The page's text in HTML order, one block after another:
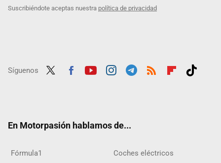
Suscribiéndote aceptas nuestra política de privacidad
Síguenos
En Motorpasión hablamos de...
Fórmula1 Coches eléctricos